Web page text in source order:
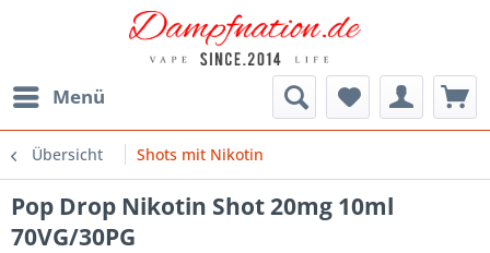
Menü
Übersicht Shots mit Nikotin
Pop Drop Nikotin Shot 20mg 10ml
70VG/30PG